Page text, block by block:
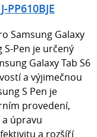
Samsung Galaxy
S-Pen je určený
Galaxy Tab S6
a výjimečnou
S Pen je
provedení,
úpravu
a rozšíří